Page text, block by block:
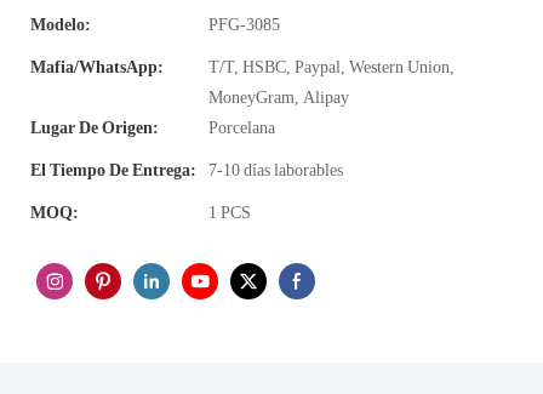
Modelo: PFG-3085
Mafia/WhatsApp:
T/T, HSBC, Paypal, Western Union,
MoneyGram, Alipay
Lugar De Origen:
Porcelana
El Tiempo De Entrega: 7-10 días laborables
MOQ: 1 PCS